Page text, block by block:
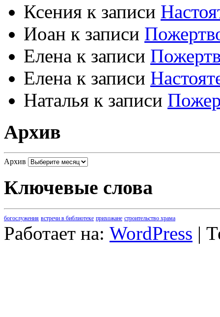
Ксения к записи
Иоан к записи
Елена к записи
Елена к записи
Наталья к записи
Архив
Архив
Ключевые слова
богослужения встречи в библиотеке прихожане строительство храма
Работает на: WordPress |